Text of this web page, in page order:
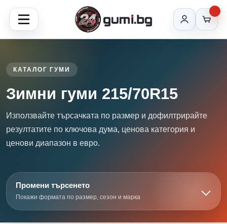
КАТАЛОГ ГУМИ
Зимни гуми 215/70R15
Използвайте търсачката по размер и дофилтрирайте
резултатите по ключова дума, ценова категория и
ценови диапазон в евро.
Промени търсенето
Покажи формата по размер, сезон и марка